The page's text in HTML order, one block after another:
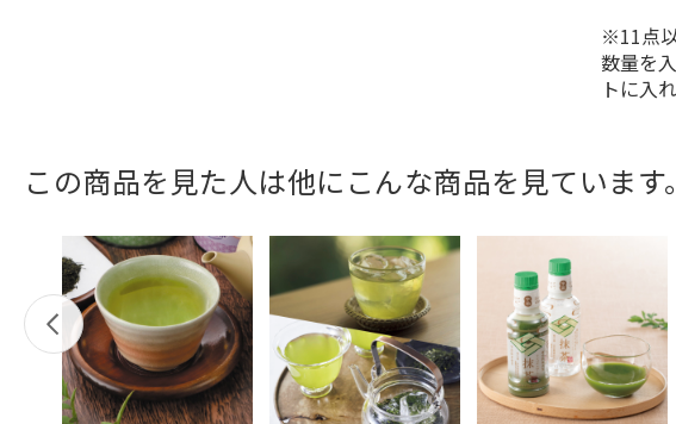
※11点
数量を
トに入
この商品を見た人は他にこんな商品を見ています。